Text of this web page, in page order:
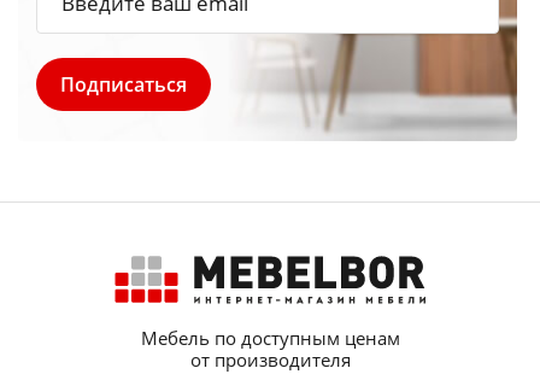
Мебель по доступным ценам
от производителя